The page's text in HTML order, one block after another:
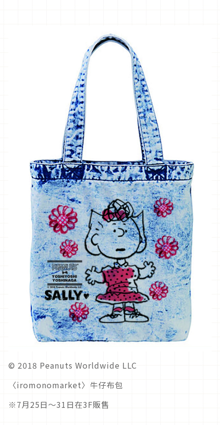
© 2018 Peanuts Worldwide LLC
〈iromonomarket〉牛仔布包
※7月25日～31日在3F販售